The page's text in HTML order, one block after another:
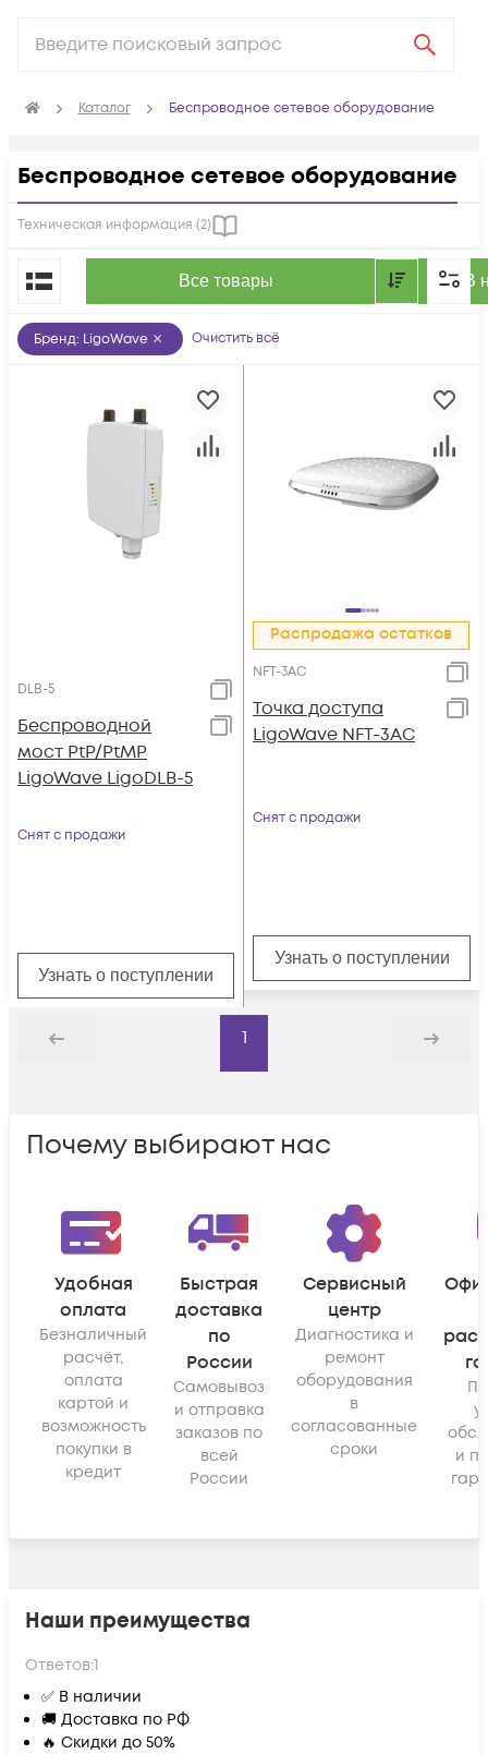
Каталог Беспроводное сетевое оборудование
Беспроводное сетевое оборудование
Техническая информация (2)
Все товары В
По популярности
Бренд: LigoWave Очистить всё
DLB-5
Беспроводной
мост PtP/PtMP
LigoWave LigoDLB-5
Снят с продажи
Узнать о поступлении
Распродажа остатков
NFT-3AC
Точка доступа
LigoWave NFT-3AC
Снят с продажи
Узнать о поступлении
Назад
1
Дальше
Почему выбирают нас
Удобная
оплата
Безналичный
расчёт,
оплата
картой и
возможность
покупки в
кредит
Быстрая
доставка
по
России
Самовывоз
и отправка
заказов по
всей
России
Сервисный
центр
Диагностика и
ремонт
оборудования
в
согласованные
сроки
и
Наши преимущества
Ответов:1
✅ В наличии
🚚 Доставка по РФ
🔥 Скидки до 50%